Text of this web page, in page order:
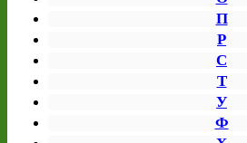
П
Р
С
Т
У
Ф